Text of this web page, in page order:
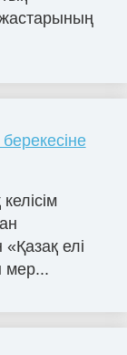
жастарының
«Қазақ елі
мер...